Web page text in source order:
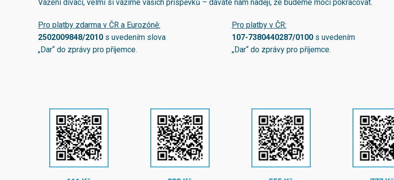
Vážení diváci, velmi si vážíme vašich příspěvků – dáváte nám naději, že budeme moci pokračovat.
Pro platby zdarma v ČR a Eurozóně:
2502009848/2010 s uvedením slova
„Dar“ do zprávy pro příjemce.
Pro platby v ČR:
107-7380440287/0100s uvedením
„Dar“ do zprávy pro příjemce.